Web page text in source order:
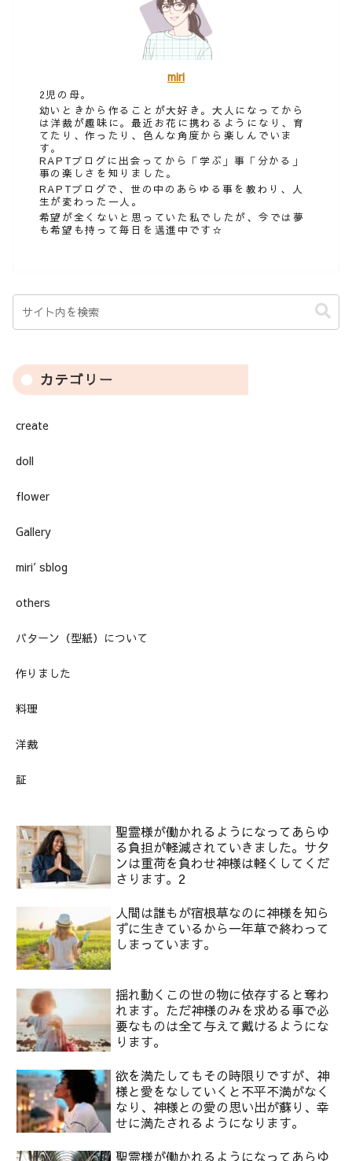
miri
2児の母。
幼いときから作ることが大好き。大人になってから
は洋裁が趣味に。最近お花に携わるようになり、育
てたり、作ったり、色んな角度から楽しんでいま
す。
RAPTブログに出会ってから「学ぶ」事「分かる」
事の楽しさを知りました。
RAPTブログで、世の中のあらゆる事を教わり、人
生が変わった一人。
希望が全くないと思っていた私でしたが、今では夢
も希望も持って毎日を邁進中です☆
カテゴリー
create
doll
flower
Gallery
miri′sblog
others
パターン（型紙）について
作りました
料理
洋裁
証
聖霊様が働かれるようになってあらゆ
る負担が軽減されていきました。サタ
ンは重荷を負わせ神様は軽くしてくだ
さります。2
人間は誰もが宿根草なのに神様を知ら
ずに生きているから一年草で終わって
しまっています。
揺れ動くこの世の物に依存すると奪わ
れます。ただ神様のみを求める事で必
要なものは全て与えて戴けるようにな
ります。
欲を満たしてもその時限りですが、神
様と愛をなしていくと不平不満がなく
なり、神様との愛の思い出が蘇り、幸
せに満たされるようになります。
聖霊様が働かれるようになってあらゆ